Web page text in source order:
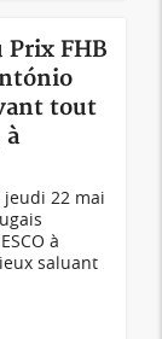
FHB
tout
à
jeudi 22 mai
à
saluant